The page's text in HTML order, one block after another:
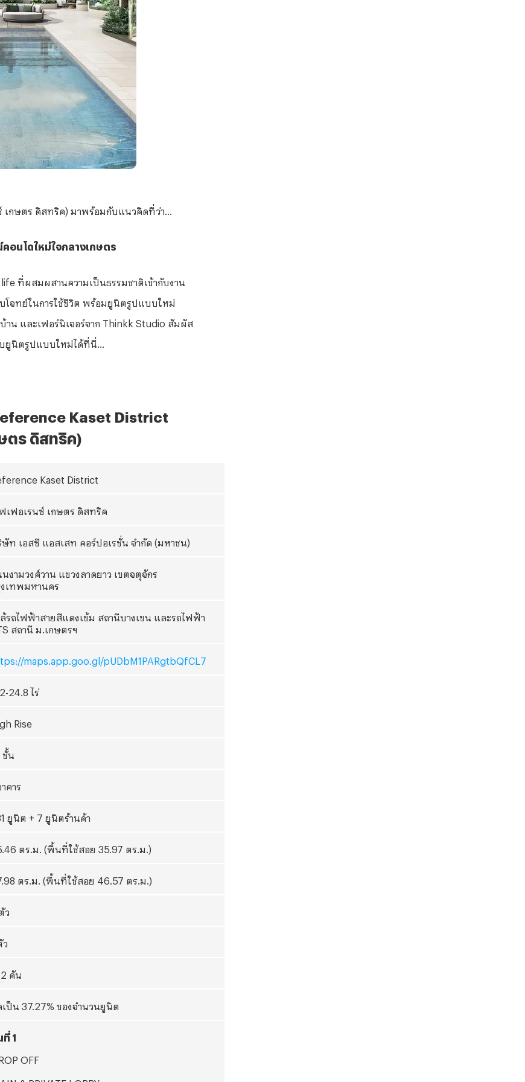
เกษตร ดิสทริค) มาพร้อมกับแนวคิดที่ว่า...
อนโดใหม่ใจกลางเกษตร
ที่ผสมผสานความเป็นธรรมชาติเข้ากับงาน
โจทย์ในการใช้ชีวิต พร้อมยูนิตรูปแบบใหม่
าน และเฟอร์นิเจอร์จาก Thinkk Studio สัมผัส
ยูนิตรูปแบบใหม่ได้ที่นี่...
Kaset District
ตร ดิสทริค)
Kaset District
ฟเฟอเรนซ์ เกษตร ดิสทริค
ษัท เอสซี แอสเสท คอร์ปอเรชั่น จำกัด (มหาชน)
นงามวงศ์วาน แขวงลาดยาว เขตจตุจักร
งเทพมหานคร
ล้รถไฟฟ้าสายสีแดงเข้ม สถานีบางเขน และรถไฟฟ้า
สถานี ม.เกษตรฯ
maps.app.goo.gl/pUDbM1PARgtbQfCL7
24.8 ไร่
Rise
ชั้น
าคาร
ยูนิต + 7 ยูนิตร้านค้า
ตร.ม. (พื้นที่ใช้สอย 35.97 ตร.ม.)
ตร.ม. (พื้นที่ใช้สอย 46.57 ตร.ม.)
ว
ว
คัน
เป็น 37.27% ของจำนวนยูนิต
ที่ 1
OFF